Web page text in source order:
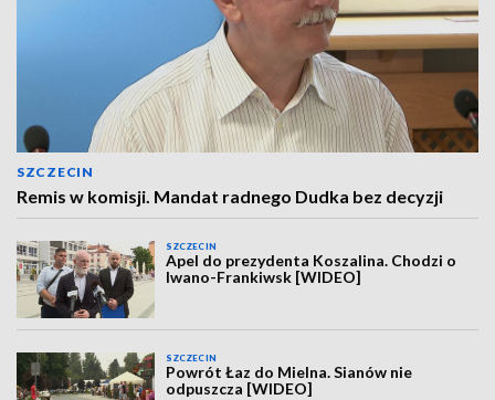
SZCZECIN
Remis w komisji. Mandat radnego Dudka bez decyzji
SZCZECIN
Apel do prezydenta Koszalina. Chodzi o
Iwano-Frankiwsk [WIDEO]
SZCZECIN
Powrót Łaz do Mielna. Sianów nie
odpuszcza [WIDEO]